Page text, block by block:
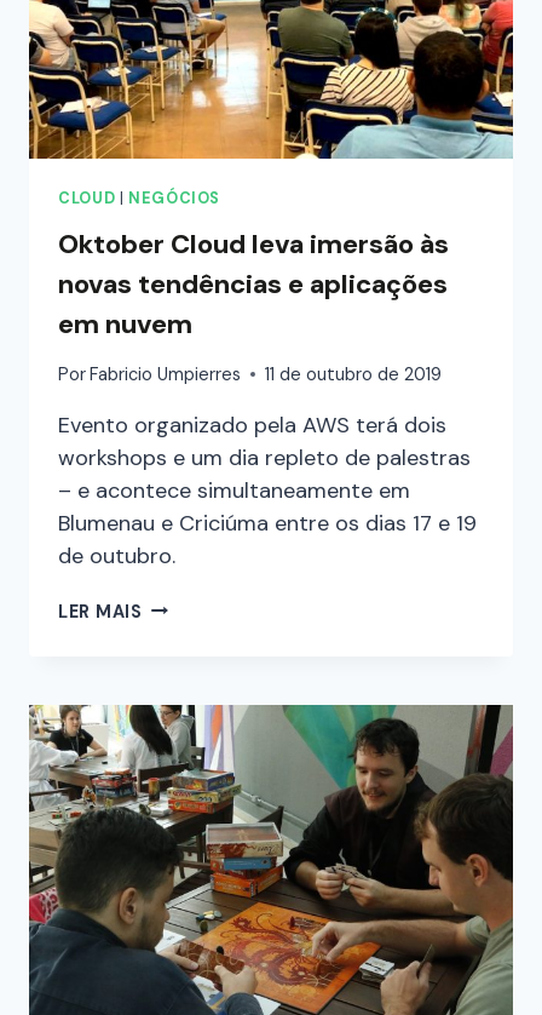
CLOUD NEGÓCIOS
Oktober Cloud leva imersão às
novas tendências e aplicações
em nuvem
PorFabricio Umpierres 11 de outubro de 2019
Evento organizado pela AWS terá dois
workshops e um dia repleto de palestras
– e acontece simultaneamente em
Blumenau e Criciúma entre os dias 17 e 19
de outubro.
LER MAIS